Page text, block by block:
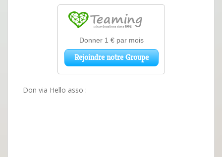
Don via Hello asso :